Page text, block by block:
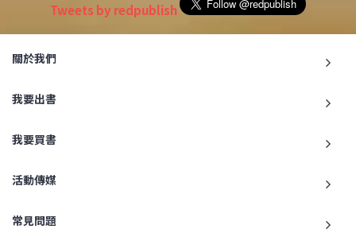
Tweets by redpublish
關於我們
我要出書
我要買書
活動傳媒
常見問題